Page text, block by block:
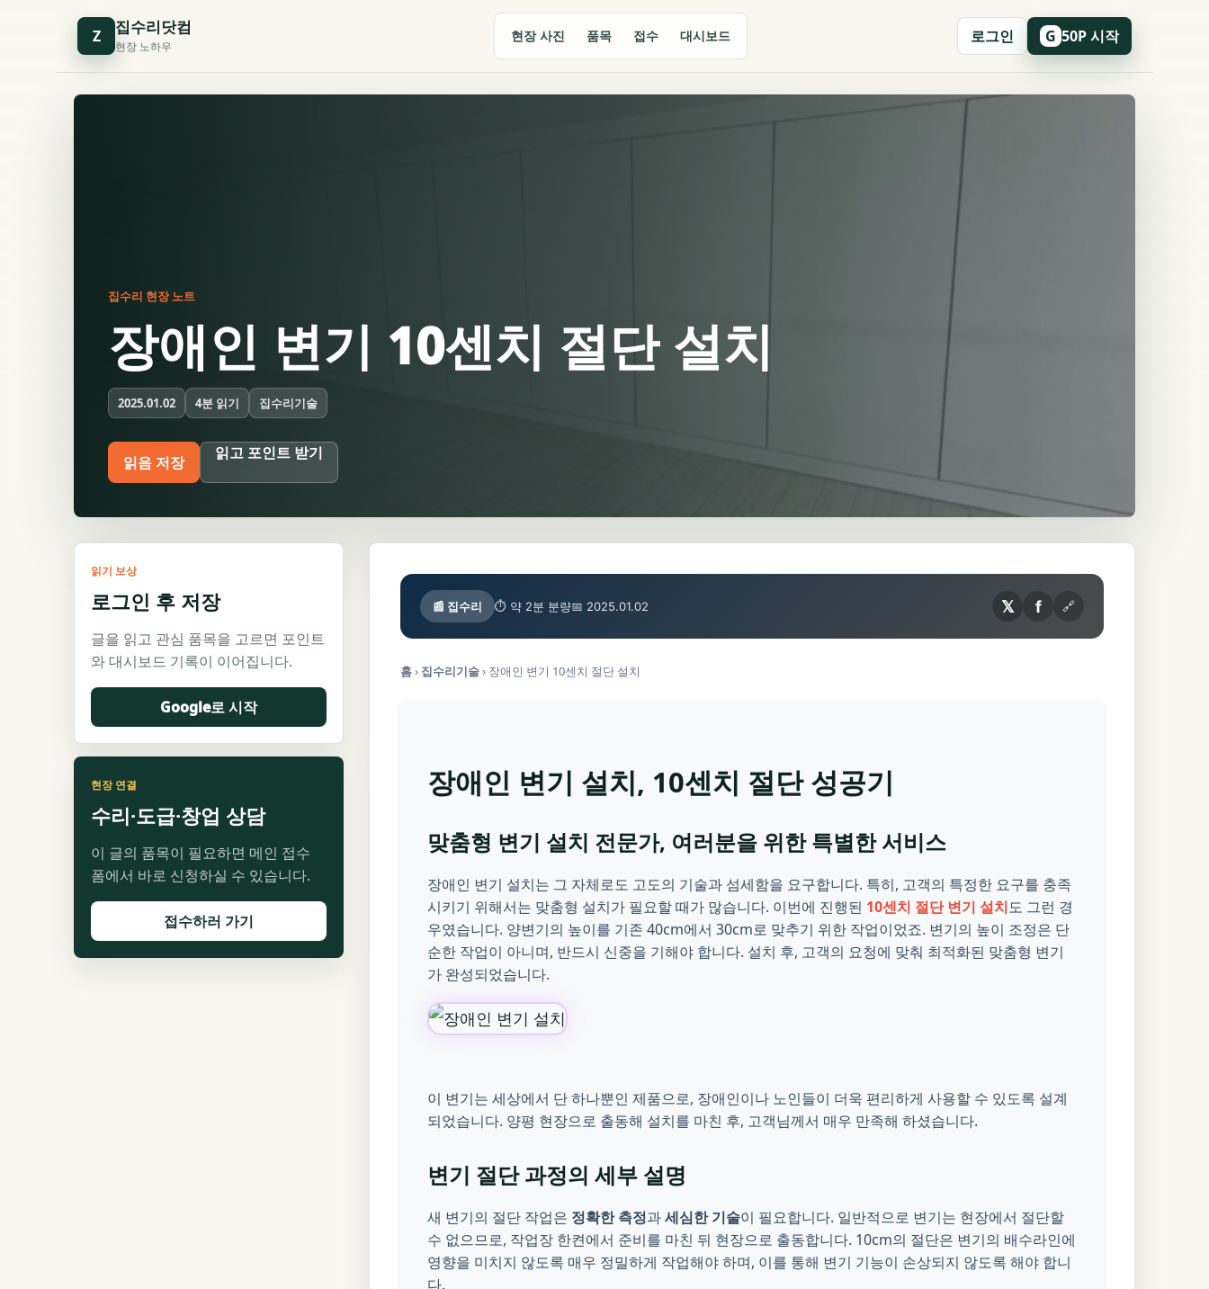
Z 집수리닷컴
현장 노하우
현장 사진 품목 접수 대시보드 로그인 G 50P 시작
집수리 현장 노트
장애인 변기 10센치 절단 설치
2025.01.02 4분 읽기 집수리기술
읽음 저장 읽고 포인트 받기
읽기 보상
로그인 후 저장
글을 읽고 관심 품목을 고르면 포인트
와 대시보드 기록이 이어집니다.
Google로 시작
현장 연결
수리·도급·창업 상담
이 글의 품목이 필요하면 메인 접수
폼에서 바로 신청하실 수 있습니다.
접수하러 가기
📰 집수리 ⏱ 약 2분 분량📅 2025.01.02 𝕏 f 🔗
홈› 집수리기술› 장애인 변기 10센치 절단 설치
장애인 변기 설치, 10센치 절단 성공기
맞춤형 변기 설치 전문가, 여러분을 위한 특별한 서비스
장애인 변기 설치는 그 자체로도 고도의 기술과 섬세함을 요구합니다. 특히, 고객의 특정한 요구를 충족
시키기 위해서는 맞춤형 설치가 필요할 때가 많습니다. 이번에 진행된 10센치 절단 변기 설치도 그런 경
우였습니다. 양변기의 높이를 기존 40cm에서 30cm로 맞추기 위한 작업이었죠. 변기의 높이 조정은 단
순한 작업이 아니며, 반드시 신중을 기해야 합니다. 설치 후, 고객의 요청에 맞춰 최적화된 맞춤형 변기
가 완성되었습니다.
이 변기는 세상에서 단 하나뿐인 제품으로, 장애인이나 노인들이 더욱 편리하게 사용할 수 있도록 설계
되었습니다. 양평 현장으로 출동해 설치를 마친 후, 고객님께서 매우 만족해 하셨습니다.
변기 절단 과정의 세부 설명
새 변기의 절단 작업은 정확한 측정과세심한 기술이 필요합니다. 일반적으로 변기는 현장에서 절단할
수 없으므로, 작업장 한켠에서 준비를 마친 뒤 현장으로 출동합니다. 10cm의 절단은 변기의 배수라인에
영향을 미치지 않도록 매우 정밀하게 작업해야 하며, 이를 통해 변기 기능이 손상되지 않도록 해야 합니
다.